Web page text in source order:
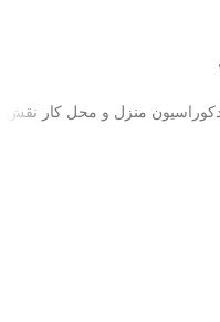
منزل و محل کار نقش